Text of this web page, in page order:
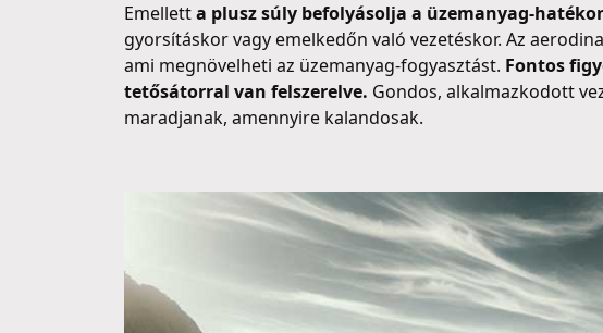
Emelletta plusz súly befolyásolja a üzemanyag-
gyorsításkor vagy emelkedőn való vezetéskor. Az
ami megnövelheti az üzemanyag-fogyasztást. Fontos
tetősátorral van felszerelve. Gondos, alkalmazkodott
maradjanak, amennyire kalandosak.